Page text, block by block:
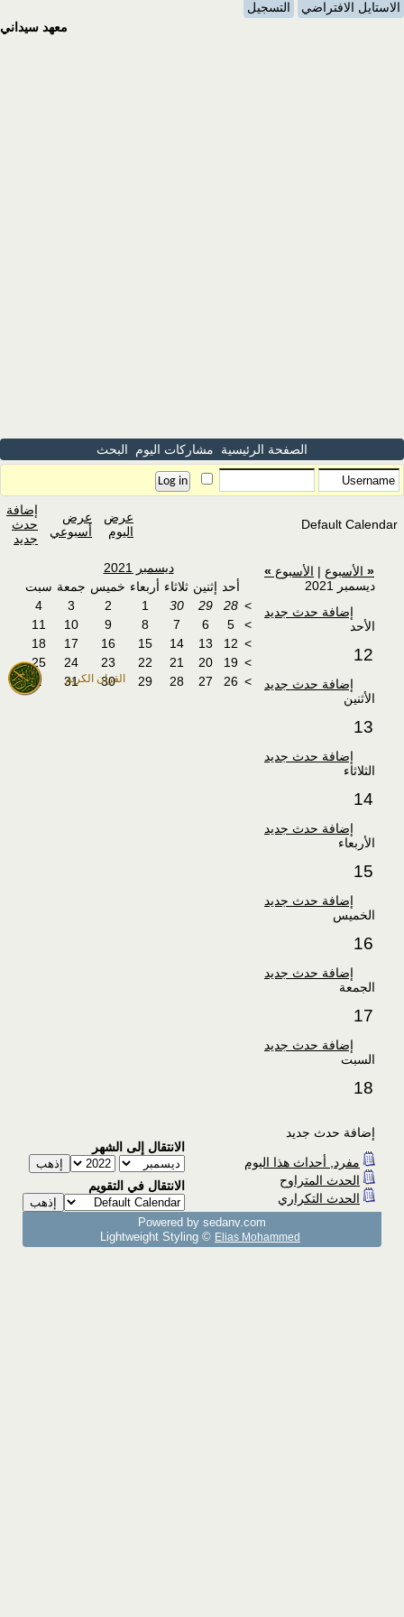
القران الكريم
الاستايل الافتراضي
التسجيل
معهد سيداني
الصفحة الرئيسية مشاركات اليوم البحث
Default Calendar
عرض
اليوم
عرض
أسبوعي
إضافة
حدث
جديد
« الأسبوع | الأسبوع »
ديسمبر 2021
إضافة حدث جديد
الأحد
12
إضافة حدث جديد
الأثنين
13
إضافة حدث جديد
الثلاثاء
14
إضافة حدث جديد
الأربعاء
15
إضافة حدث جديد
الخميس
16
إضافة حدث جديد
الجمعة
17
إضافة حدث جديد
السبت
18
ديسمبر 2021
أحد إثنين ثلاثاء أربعاء خميس جمعة سبت
>
28
29
30
1
2
3
4
>
5
6
7
8
9
10
11
>
12
13
14
15
16
17
18
>
19
20
21
22
23
24
25
>
26
27
28
29
30
31
1
إضافة حدث جديد
مفرد, أحداث هذا اليوم
الحدث المتراوح
الحدث التكراري
الانتقال إلى الشهر
الانتقال في التقويم
Powered by sedany.com
Lightweight Styling © Elias Mohammed